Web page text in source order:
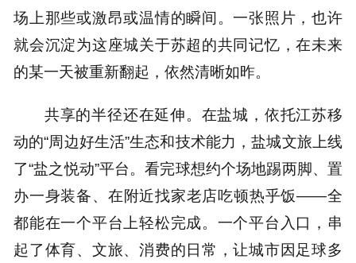
场上那些或激昂或温情的瞬间。一张照片，也许
就会沉淀为这座城关于苏超的共同记忆，在未来
的某一天被重新翻起，依然清晰如昨。
共享的半径还在延伸。在盐城，依托江苏移
动的“周边好生活”生态和技术能力，盐城文旅上线
了“盐之悦动”平台。看完球想约个场地踢两脚、置
办一身装备、在附近找家老店吃顿热乎饭——全
都能在一个平台上轻松完成。一个平台入口，串
起了体育、文旅、消费的日常，让城市因足球多